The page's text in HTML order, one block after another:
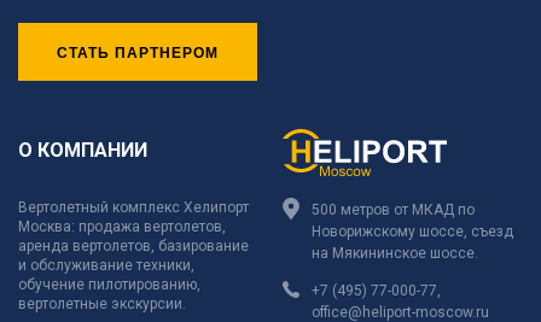
СТАТЬ ПАРТНЕРОМ
О КОМПАНИИ
Вертолетный комплекс Хелипорт
Москва: продажа вертолетов,
аренда вертолетов, базирование
и обслуживание техники,
обучение пилотированию,
вертолетные экскурсии.
500 метров от МКАД по
Новорижскому шоссе, съезд
на Мякининское шоссе.
+7 (495) 77-000-77
office@heliport-moscow.ru